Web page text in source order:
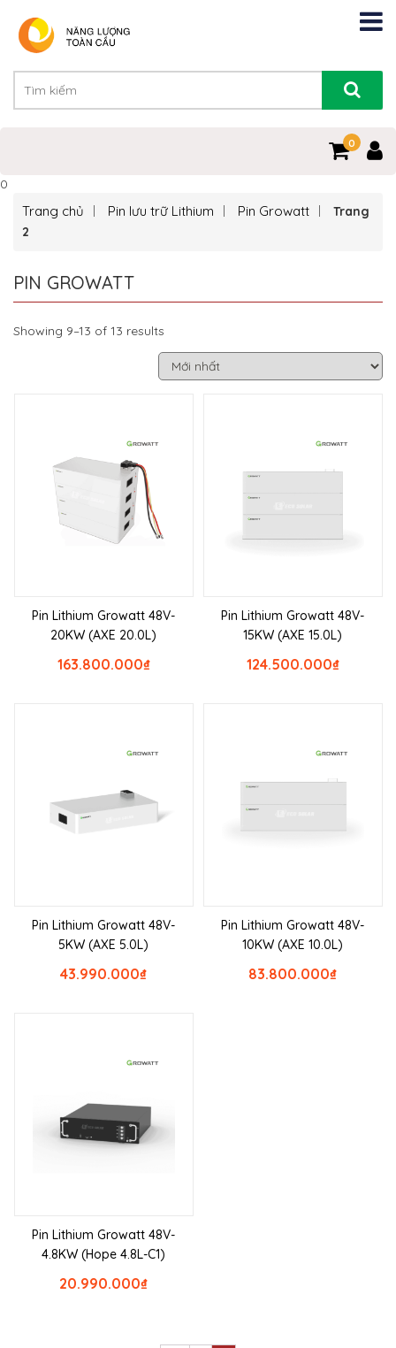
0
0
Trang chủ Pin lưu trữ Lithium Pin Growatt
Trang
2
PIN GROWATT
Showing 9–13 of 13 results
Pin Lithium Growatt 48V-
20KW (AXE 20.0L)
₫
163.800.000
Pin Lithium Growatt 48V-
15KW (AXE 15.0L)
₫
124.500.000
Pin Lithium Growatt 48V-
5KW (AXE 5.0L)
₫
43.990.000
Pin Lithium Growatt 48V-
10KW (AXE 10.0L)
₫
83.800.000
Pin Lithium Growatt 48V-
4.8KW (Hope 4.8L-C1)
₫
20.990.000